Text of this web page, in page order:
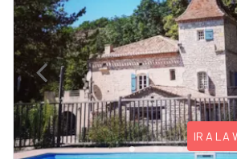
Previous
IR A LA